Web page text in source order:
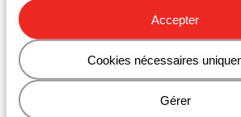
Accepter
Cookies nécessaires
Gérer
Gastronomie